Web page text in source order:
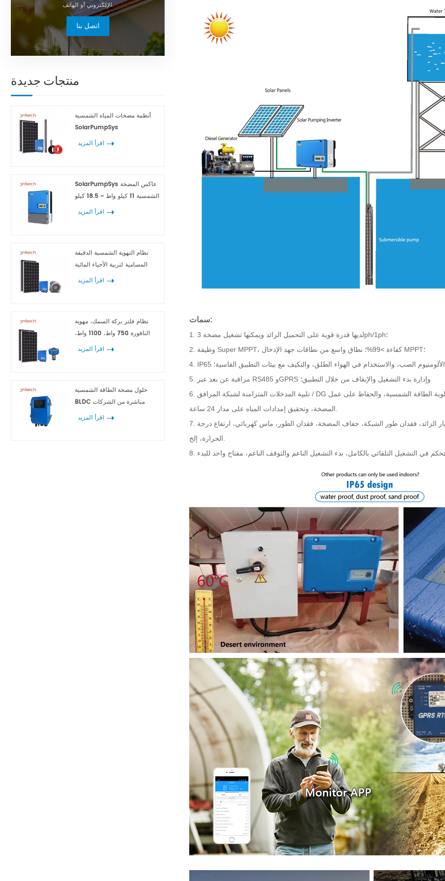
الإلكتروني أو الهاتف.
اتصل بنا
منتجات جديدة
أنظمة مضخات المياه الشمسية
SolarPumpSys
اقرأ المزيد
SolarPumpSys عاكس المضخة
الشمسية 11 كيلو واط ~ 18.5 كيلو
اقرأ المزيد
نظام التهوية الشمسية الدقيقة
المسامية لتربية الأحياء المائية
اقرأ المزيد
نظام فلتر بركة السمك، مهوية
النافورة 750 واط، 1100 واط،
اقرأ المزيد
حلول مضخة الطاقة الشمسية
BLDC مباشرة من الشركات
المصنعة
اقرأ المزيد
سمات:
1. لديها قدرة قوية على التحميل الزائد ويمكنها تشغيل مضخة 3ph/1ph؛
2. وظيفة Super MPPT، كفاءة >99%؛ نطاق واسع من نطاقات جهد الإدخال MPPT؛
الألومنيوم الصب، والاستخدام في الهواء الطلق، والتكيف مع بيئات التطبيق القاسية؛
5. مراقبة عن بعد عبر RS485 وGPRS وإدارة بدء التشغيل والإيقاف من خلال التطبيق؛
6. تلبية المدخلات المتزامنة لشبكة المرافق / DG والطاقة الشمسية، والتبديل التلقائي، والطاقة التكميلية عبر الإنترنت، وأولوية الطاقة الشمسية، والحفاظ على عمل
المضخة، وتحقيق إمدادات المياه على مدار 24 ساعة.
7. حماية مثالية للنظام، انخفاض الجهد، الحمل الزائد، الجهد الزائد، التيار الزائد، فقدان طور الشبكة، جفاف المضخة، فقدان الطور، ماس كهربائي، ارتفاع درجة
الحرارة، إلخ.